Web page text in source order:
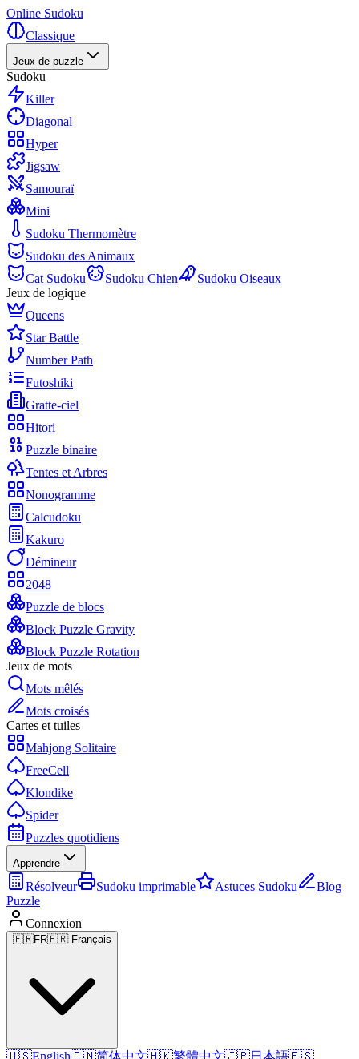
Online Sudoku
Classique
Jeux de puzzle
Sudoku
Killer
Diagonal
Hyper
Jigsaw
Samouraï
Mini
Sudoku Thermomètre
Sudoku des Animaux
Cat Sudoku
Sudoku Chien
Sudoku Oiseaux
Jeux de logique
Queens
Star Battle
Number Path
Futoshiki
Gratte-ciel
Hitori
Puzzle binaire
Tentes et Arbres
Nonogramme
Calcudoku
Kakuro
Démineur
2048
Puzzle de blocs
Block Puzzle Gravity
Block Puzzle Rotation
Jeux de mots
Mots mêlés
Mots croisés
Cartes et tuiles
Mahjong Solitaire
FreeCell
Klondike
Spider
Puzzles quotidiens
Apprendre
Résolveur Sudoku imprimable Astuces Sudoku
Blog
Puzzle
Connexion
🇫🇷FR🇫🇷 Français
🇺🇸English🇨🇳简体中文🇭🇰繁體中文🇯🇵日本語🇪🇸